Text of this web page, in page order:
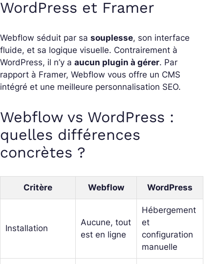
WordPress et Framer
Webflow séduit par sa souplesse, son interface
fluide, et sa logique visuelle. Contrairement à
WordPress, il n’y a aucun plugin à gérer. Par
rapport à Framer, Webflow vous offre un CMS
intégré et une meilleure personnalisation SEO.
Webflow vs WordPress :
quelles différences
concrètes ?
Critère Webflow WordPress
Installation
Aucune, tout
est en ligne
Hébergement
et
configuration
manuelle